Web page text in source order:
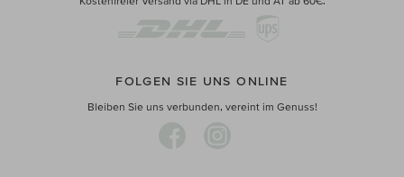
FOLGEN SIE UNS ONLINE
Bleiben Sie uns verbunden, vereint im Genuss!